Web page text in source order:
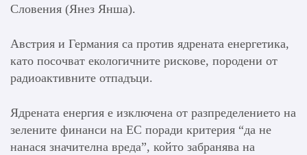
Словения (Янез Янша).
Австрия и Германия са против ядрената енергетика,
като посочват екологичните рискове, породени от
радиоактивните отпадъци.
Ядрената енергия е изключена от разпределението на
зелените финанси на ЕС поради критерия “да не
нанася значителна вреда”, който забранява на